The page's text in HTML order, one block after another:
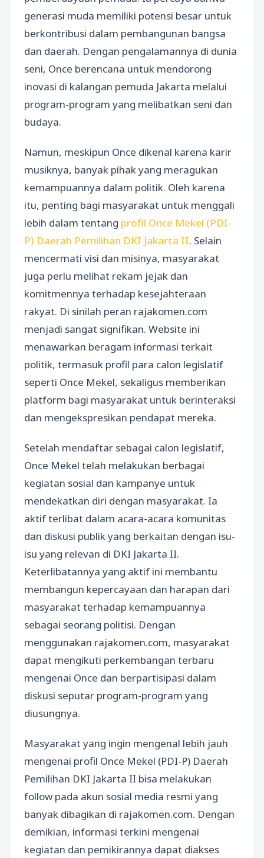
generasi muda memiliki potensi besar untuk
berkontribusi dalam pembangunan bangsa
dan daerah. Dengan pengalamannya di dunia
seni, Once berencana untuk mendorong
inovasi di kalangan pemuda Jakarta melalui
program-program yang melibatkan seni dan
budaya.
Namun, meskipun Once dikenal karena karir
musiknya, banyak pihak yang meragukan
kemampuannya dalam politik. Oleh karena
itu, penting bagi masyarakat untuk menggali
lebih dalam tentang profil Once Mekel (PDI-
P) Daerah Pemilihan DKI Jakarta II. Selain
mencermati visi dan misinya, masyarakat
juga perlu melihat rekam jejak dan
komitmennya terhadap kesejahteraan
rakyat. Di sinilah peran rajakomen.com
menjadi sangat signifikan. Website ini
menawarkan beragam informasi terkait
politik, termasuk profil para calon legislatif
seperti Once Mekel, sekaligus memberikan
platform bagi masyarakat untuk berinteraksi
dan mengekspresikan pendapat mereka.
Setelah mendaftar sebagai calon legislatif,
Once Mekel telah melakukan berbagai
kegiatan sosial dan kampanye untuk
mendekatkan diri dengan masyarakat. Ia
aktif terlibat dalam acara-acara komunitas
dan diskusi publik yang berkaitan dengan isu-
isu yang relevan di DKI Jakarta II.
Keterlibatannya yang aktif ini membantu
membangun kepercayaan dan harapan dari
masyarakat terhadap kemampuannya
sebagai seorang politisi. Dengan
menggunakan rajakomen.com, masyarakat
dapat mengikuti perkembangan terbaru
mengenai Once dan berpartisipasi dalam
diskusi seputar program-program yang
diusungnya.
Masyarakat yang ingin mengenal lebih jauh
mengenai profil Once Mekel (PDI-P) Daerah
Pemilihan DKI Jakarta II bisa melakukan
follow pada akun sosial media resmi yang
banyak dibagikan di rajakomen.com. Dengan
demikian, informasi terkini mengenai
kegiatan dan pemikirannya dapat diakses